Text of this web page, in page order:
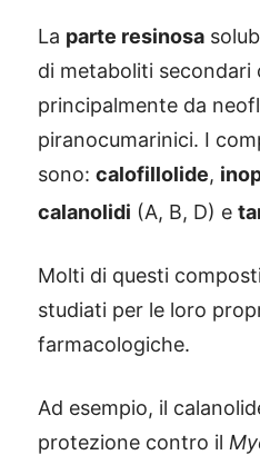
La parte resinosa
di metaboliti secondari
principalmente da
piranocumarinici. I
sono: calofillolide,
calanolidi (A, B, D) e
Molti di questi
studiati per le loro
farmacologiche.
Ad esempio, il
protezione contro il